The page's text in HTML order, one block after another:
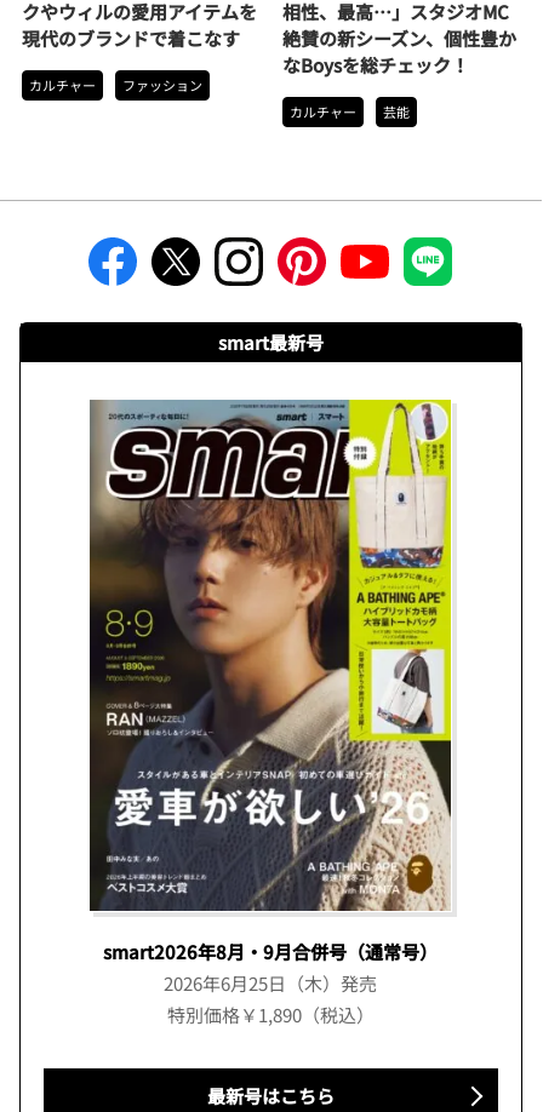
クやウィルの愛用アイテムを
現代のブランドで着こなす
カルチャー ファッション
相性、最高…」スタジオMC
絶賛の新シーズン、個性豊か
なBoysを総チェック！
カルチャー 芸能
smart最新号
smart2026年8月・9月合併号（通常号）
2026年6月25日（木）発売
特別価格￥1,890（税込）
最新号はこちら